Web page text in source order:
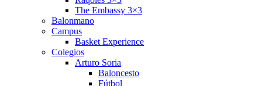
The Embassy 3×3
Balonmano
Campus
Basket Experience
Colegios
Arturo Soria
Baloncesto
Fútbol